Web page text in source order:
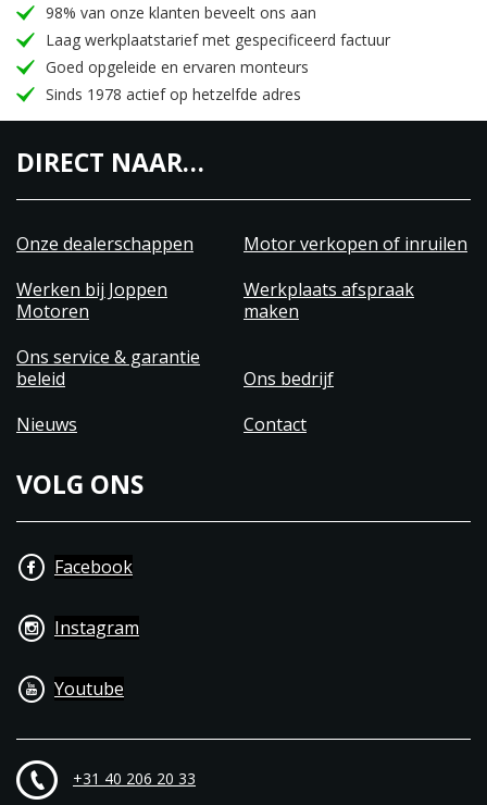
98% van onze klanten beveelt ons aan
Laag werkplaatstarief met gespecificeerd factuur
Goed opgeleide en ervaren monteurs
Sinds 1978 actief op hetzelfde adres
DIRECT NAAR…
Onze dealerschappen
Motor verkopen of inruilen
Werken bij Joppen
Motoren
Werkplaats afspraak
maken
Ons service & garantie
beleid
Ons bedrijf
Nieuws
Contact
VOLG ONS
Facebook
Instagram
Youtube
+31 40 206 20 33